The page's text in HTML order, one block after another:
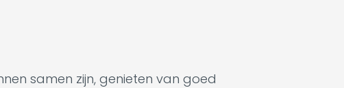
samen zijn, genieten van goed